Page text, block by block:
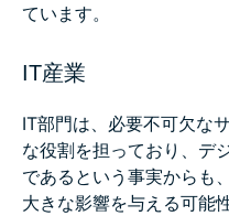
ています。
IT産業
IT部門は、必要不可欠な
な役割を担っており、デ
であるという事実からも
大きな影響を与える可能